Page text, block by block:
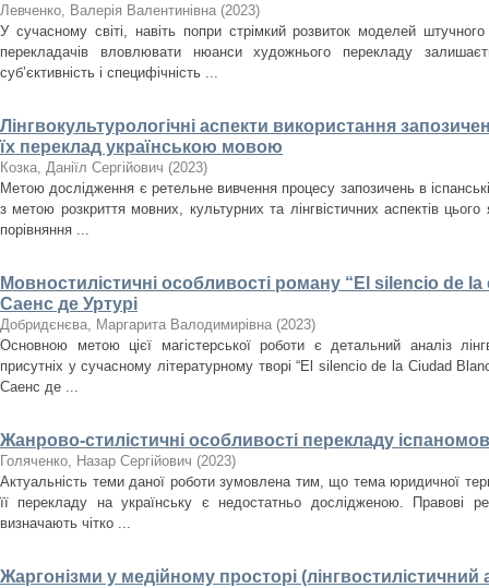
Левченко, Валерія Валентинівна (2023)
У сучасному світі, навіть попри стрімкий розвиток моделей штучного
перекладачів вловлювати нюанси художнього перекладу
суб’єктивність і специфічність ...
Лінгвокультурологічні аспекти використання
їх переклад українською мовою
Козка, Даніїл Сергійович (2023)
Метою дослідження є ретельне вивчення процесу запозичень в
з метою розкриття мовних, культурних та лінгвістичних аспектів
порівняння ...
Мовностилістичні особливості роману “El silencio de la
Саенс де Уртурі
Добридєнєва, Маргарита Валодимирівна (2023)
Основною метою цієї магістерської роботи є детальний аналіз
присутніх у сучасному літературному творі “El silencio de la Ciudad
Саенс де ...
Жанрово-стилістичні особливості перекладу
Голяченко, Назар Сергійович (2023)
Актуальність теми даної роботи зумовлена тим, що тема юридичної
її перекладу на українську є недостатньо дослідженою. Правові
визначають чітко ...
Жаргонізми у медійному просторі (лінгвостилістичний